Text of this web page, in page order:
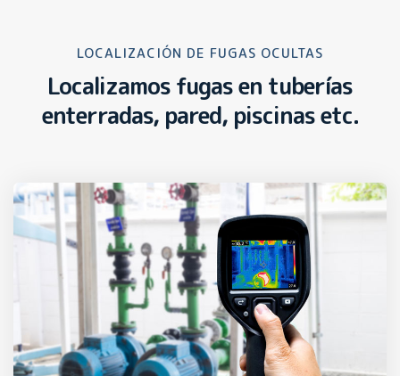
LOCALIZACIÓN DE FUGAS OCULTAS
Localizamos fugas en tuberías
enterradas, pared, piscinas etc.